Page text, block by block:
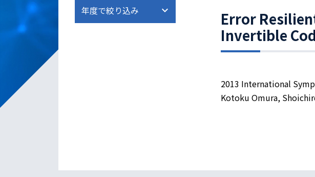
Error
Invertible
2013 International
Kotoku Omura,